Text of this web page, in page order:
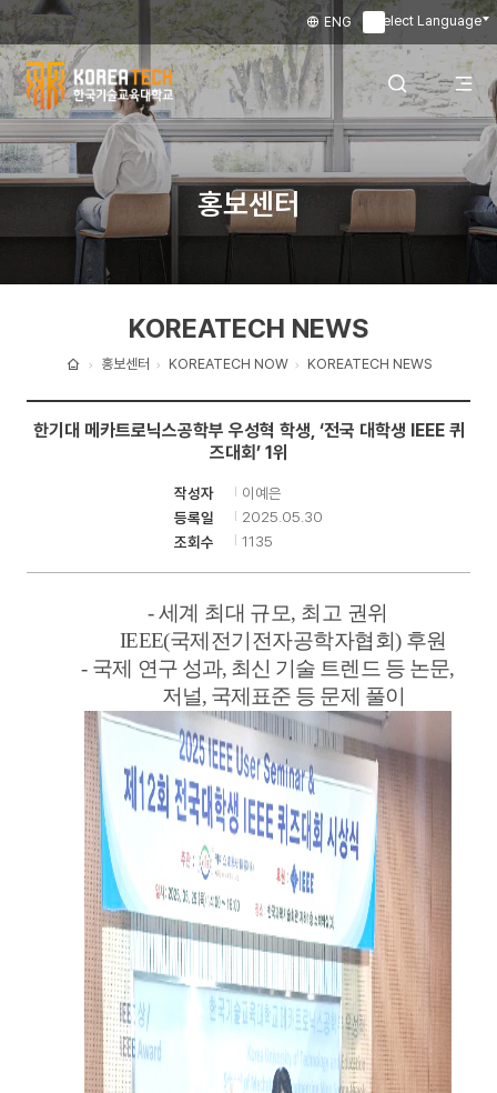
Select Language
ENG
한
국
교
학
교
전
뉴
홍보센터
홈
홍보센터 KOREATECH NOW KOREATECH NEWS
KOREATECH NEWS
한기대 메카트로닉스공학부 우성혁 학생, ‘전국 대학생 IEEE 퀴
즈대회’ 1위
작성자
이예은
등록일
2025.05.30
조회수
1135
-세계 최대 규모, 최고 권위
IEEE(국제전기전자공학자협회) 후원
- 국제 연구 성과, 최신 기술 트렌드 등 논문,
저널, 국제표준 등 문제 풀이